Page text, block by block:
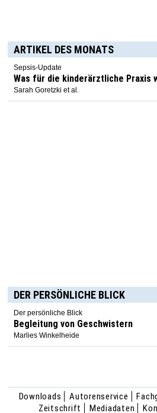
ARTIKEL DES MONATS
Sepsis-Update
Was für die kinderärztliche Praxis
Sarah Goretzki et al.
DER PERSÖNLICHE BLICK
Der persönliche Blick
Begleitung von Geschwistern
Marlies Winkelheide
Downloads Autorenservice
Zeitschrift
Mediadaten